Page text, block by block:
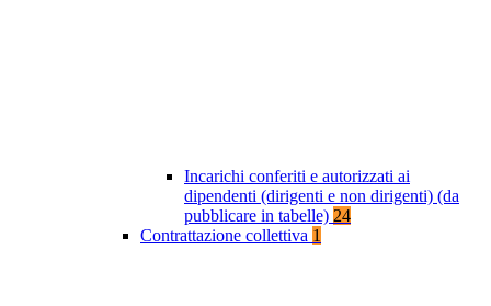
Incarichi conferiti e autorizzati ai
dipendenti (dirigenti e non dirigenti) (da
pubblicare in tabelle) 24
Contrattazione collettiva 1